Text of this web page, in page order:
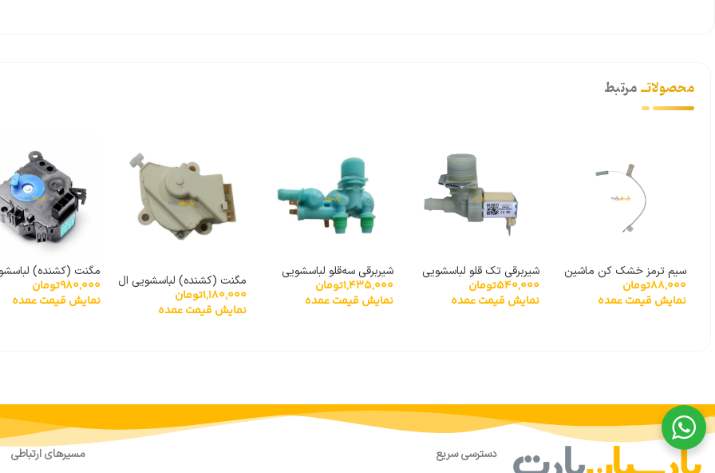
محصولاتــمرتبط
سیم ترمز خشک کن ماشین
لباسشویی
88,000تومان
نمایش قیمت عمده
شیربرقی تک قلو لباسشویی
90 درجه بایترون
540,000تومان
نمایش قیمت عمده
شیربرقی سه‌قلو لباسشویی
سامسونگ DC62-00266E
1,435,000تومان
نمایش قیمت عمده
مگنت (کشنده) لباسشویی ال
جی XPQ-6A
1,180,000تومان
نمایش قیمت عمده
مگنت (کشنده)
توشیبا مدل HM-15N-4
980,000تومان
نمایش قیمت عمده
دسترسی سریع مسیرهای ارتباطی